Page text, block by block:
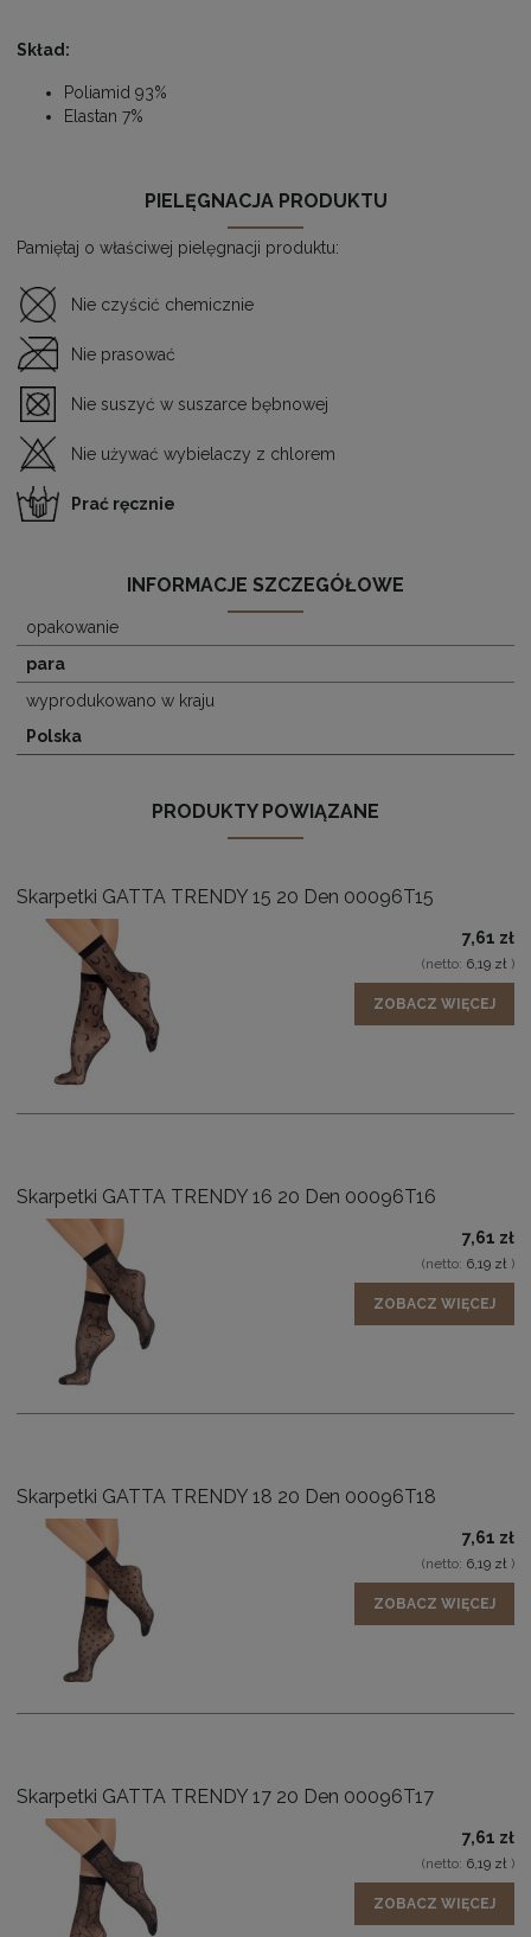
Skład:
Poliamid 93%
Elastan 7%
PIELĘGNACJA PRODUKTU
Pamiętaj o właściwej pielęgnacji produktu:
Nie czyścić chemicznie
Nie prasować
Nie suszyć w suszarce bębnowej
Nie używać wybielaczy z chlorem
Prać ręcznie
INFORMACJE SZCZEGÓŁOWE
opakowanie
para
wyprodukowano w kraju
Polska
PRODUKTY POWIĄZANE
Skarpetki GATTA TRENDY 15 20 Den 00096T15
7,61 zł
(netto: 6,19 zł )
ZOBACZ WIĘCEJ
Skarpetki GATTA TRENDY 16 20 Den 00096T16
7,61 zł
(netto: 6,19 zł )
ZOBACZ WIĘCEJ
Skarpetki GATTA TRENDY 18 20 Den 00096T18
7,61 zł
(netto: 6,19 zł )
ZOBACZ WIĘCEJ
Skarpetki GATTA TRENDY 17 20 Den 00096T17
7,61 zł
(netto: 6,19 zł )
ZOBACZ WIĘCEJ